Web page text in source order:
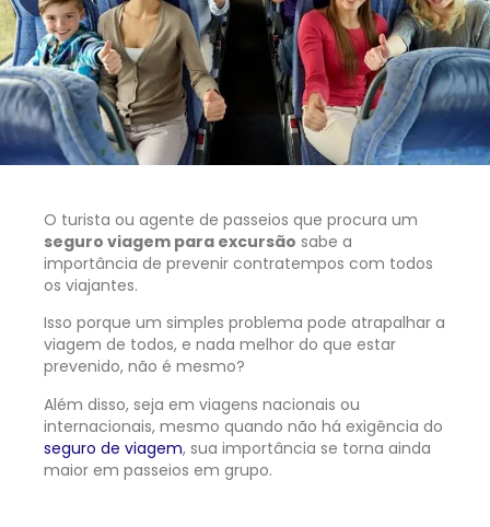
O turista ou agente de passeios que procura um
seguro viagem para excursão sabe a
importância de prevenir contratempos com todos
os viajantes.
Isso porque um simples problema pode atrapalhar a
viagem de todos, e nada melhor do que estar
prevenido, não é mesmo?
Além disso, seja em viagens nacionais ou
internacionais, mesmo quando não há exigência do
seguro de viagem, sua importância se torna ainda
maior em passeios em grupo.